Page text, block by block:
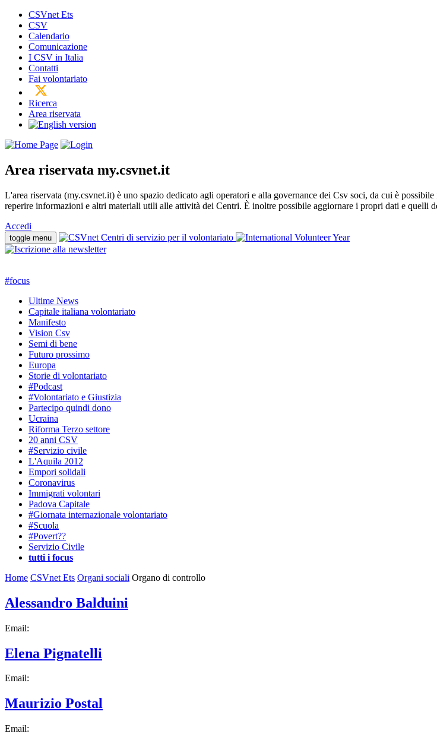
CSVnet Ets
CSV
Calendario
Comunicazione
I CSV in Italia
Contatti
Fai volontariato
Ricerca
Area riservata
Area riservata my.csvnet.it
L'area riservata (my.csvnet.it) è uno spazio dedicato agli operatori e alla governance dei Csv soci, da cui è
reperire informazioni e altri materiali utili alle attività dei Centri. È inoltre possibile aggiornare i propri dati e quelli
Accedi
toggle menu
#focus
Ultime News
Capitale italiana volontariato
Manifesto
Vision Csv
Semi di bene
Futuro prossimo
Europa
Storie di volontariato
#Podcast
#Volontariato e Giustizia
Partecipo quindi dono
Ucraina
Riforma Terzo settore
20 anni CSV
#Servizio civile
L'Aquila 2012
Empori solidali
Coronavirus
Immigrati volontari
Padova Capitale
#Giornata internazionale volontariato
#Scuola
#Povert??
Servizio Civile
tutti i focus
Home CSVnet Ets Organi sociali Organo di controllo
Alessandro Balduini
Email:
Elena Pignatelli
Email:
Maurizio Postal
Email: